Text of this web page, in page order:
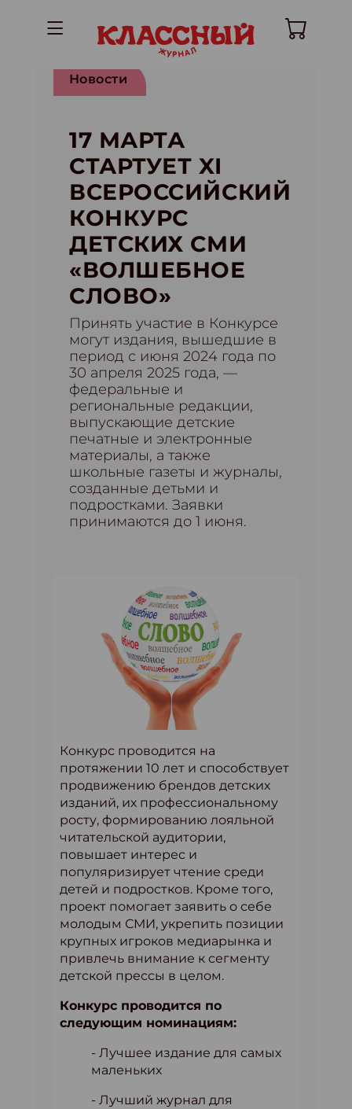
Новости
17 МАРТА
СТАРТУЕТ XI
ВСЕРОССИЙСКИЙ
КОНКУРС
ДЕТСКИХ СМИ
«ВОЛШЕБНОЕ
СЛОВО»
Принять участие в Конкурсе
могут издания, вышедшие в
период с июня 2024 года по
30 апреля 2025 года, —
федеральные и
региональные редакции,
выпускающие детские
печатные и электронные
материалы, а также
школьные газеты и журналы,
созданные детьми и
подростками. Заявки
принимаются до 1 июня.
Конкурс проводится на
протяжении 10 лет и способствует
продвижению брендов детских
изданий, их профессиональному
росту, формированию лояльной
читательской аудитории,
повышает интерес и
популяризирует чтение среди
детей и подростков. Кроме того,
проект помогает заявить о себе
молодым СМИ, укрепить позиции
крупных игроков медиарынка и
привлечь внимание к сегменту
детской прессы в целом.
Конкурс проводится по
следующим номинациям:
- Лучшее издание для самых
маленьких
- Лучший журнал для